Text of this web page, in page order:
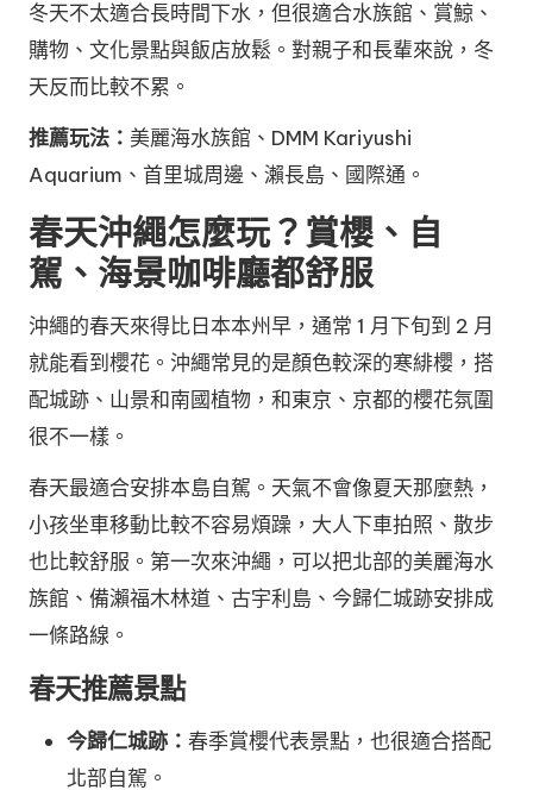
冬天不太適合長時間下水，但很適合水族館、賞鯨、
購物、文化景點與飯店放鬆。對親子和長輩來說，冬
天反而比較不累。
推薦玩法： 美麗海水族館、DMM Kariyushi
Aquarium、首里城周邊、瀨長島、國際通。
春天沖繩怎麼玩？賞櫻、自
駕、海景咖啡廳都舒服
沖繩的春天來得比日本本州早，通常 1 月下旬到 2 月
就能看到櫻花。沖繩常見的是顏色較深的寒緋櫻，搭
配城跡、山景和南國植物，和東京、京都的櫻花氛圍
很不一樣。
春天最適合安排本島自駕。天氣不會像夏天那麼熱，
小孩坐車移動比較不容易煩躁，大人下車拍照、散步
也比較舒服。第一次來沖繩，可以把北部的美麗海水
族館、備瀨福木林道、古宇利島、今歸仁城跡安排成
一條路線。
春天推薦景點
今歸仁城跡： 春季賞櫻代表景點，也很適合搭配
北部自駕。